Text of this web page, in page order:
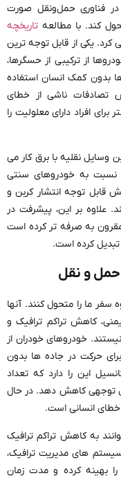
فناوری حمل‌ونقل صورت
کند. با مطالعه تاریخچه
یکی از قابل توجه ترین
از ترکیبی از حسگرها،
بدون کمک انسان استفاده
تصادفات ناشی از خطای
افراد دارای معلولیت را
وسایل نقلیه با برق کار می
نسبت به خودروهای سنتی
قابل توجه انتشار کربن و
علاوه بر این، پیشرفت در
و مقرون به صرفه تر کرده است
تبدیل کرده است.
حمل و نقل
سفر ما را متحول کنند. آنها
کاهش تراکم ترافیک و
نیستند. خودروهای خودران از
حرکت در جاده ها بدون
این را دارد که تعداد
توجهی کاهش دهد. در حال
خطای انسانی است.
به کاهش تراکم ترافیک
سیستم های مدیریت ترافیک،
بهینه کرده و مدت زمان